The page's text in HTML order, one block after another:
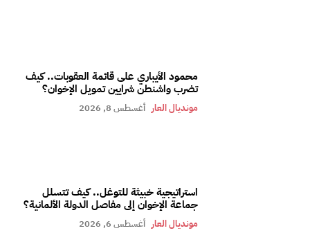
محمود الأيباري على قائمة العقوبات.. كيف
تضرب واشنطن شرايين تمويل الإخوان؟
مونديال العار أغسطس 8, 2026
استراتيجية خبيثة للتوغل.. كيف تتسلل
جماعة الإخوان إلى مفاصل الدولة الألمانية؟
مونديال العار أغسطس 6, 2026